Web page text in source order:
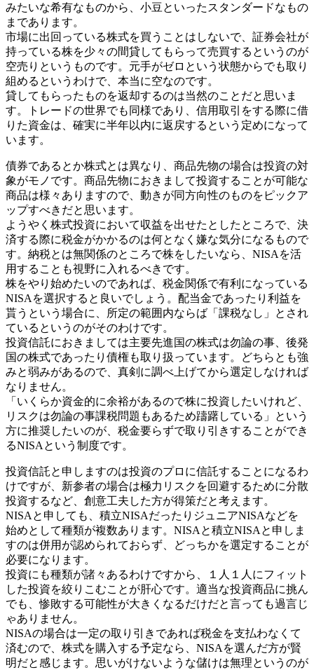
みたいな希有なものから、小豆といったスタンダードなもの
まであります。
市場に出回っている株式を買うことはしないで、証券会社が
持っている株を少々の間貸してもらって売買するというのが
空売りというものです。元手がゼロという状態からでも取り
組めるというわけで、本当に空なのです。
貸してもらったものを返却するのは当然のことだと思いま
す。トレードの世界でも同様であり、信用取引をする際に借
りた資金は、確実に半年以内に返戻するという定めになって
います。
債券であるとか株式とは異なり、商品先物の場合は投資の対
象がモノです。商品先物におきまして投資することが可能な
商品は様々ありますので、動きが同方向性のものをピックア
ップすべきだと思います。
ようやく株式投資において収益を出せたとしたところで、決
済する際に税金がかかるのは何となく嫌な気分になるもので
す。納税とは無関係のところで株をしたいなら、NISAを活
用することも視野に入れるべきです。
株をやり始めたいのであれば、税金関係で有利になっている
NISAを選択すると良いでしょう。配当金であったり利益を
貰うという場合に、所定の範囲内ならば「課税なし」とされ
ているというのがそのわけです。
投資信託におきましては主要先進国の株式は勿論の事、後発
国の株式であったり債権も取り扱っています。どちらとも強
みと弱みがあるので、真剣に調べ上げてから選定しなければ
なりません。
「いくらか資金的に余裕があるので株に投資したいけれど、
リスクは勿論の事課税問題もあるため躊躇している」という
方に推奨したいのが、税金要らずで取り引きすることができ
るNISAという制度です。
投資信託と申しますのは投資のプロに信託することになるわ
けですが、新参者の場合は極力リスクを回避するために分散
投資するなど、創意工夫した方が得策だと考えます。
NISAと申しても、積立NISAだったりジュニアNISAなどを
始めとして種類が複数あります。NISAと積立NISAと申しま
すのは併用が認められておらず、どっちかを選定することが
必要になります。
投資にも種類が諸々あるわけですから、１人１人にフィット
した投資を絞りこむことが肝心です。適当な投資商品に挑ん
でも、惨敗する可能性が大きくなるだけだと言っても過言じ
ゃありません。
NISAの場合は一定の取り引きであれば税金を支払わなくて
済むので、株式を購入する予定なら、NISAを選んだ方が賢
明だと感じます。思いがけないような儲けは無理というのが